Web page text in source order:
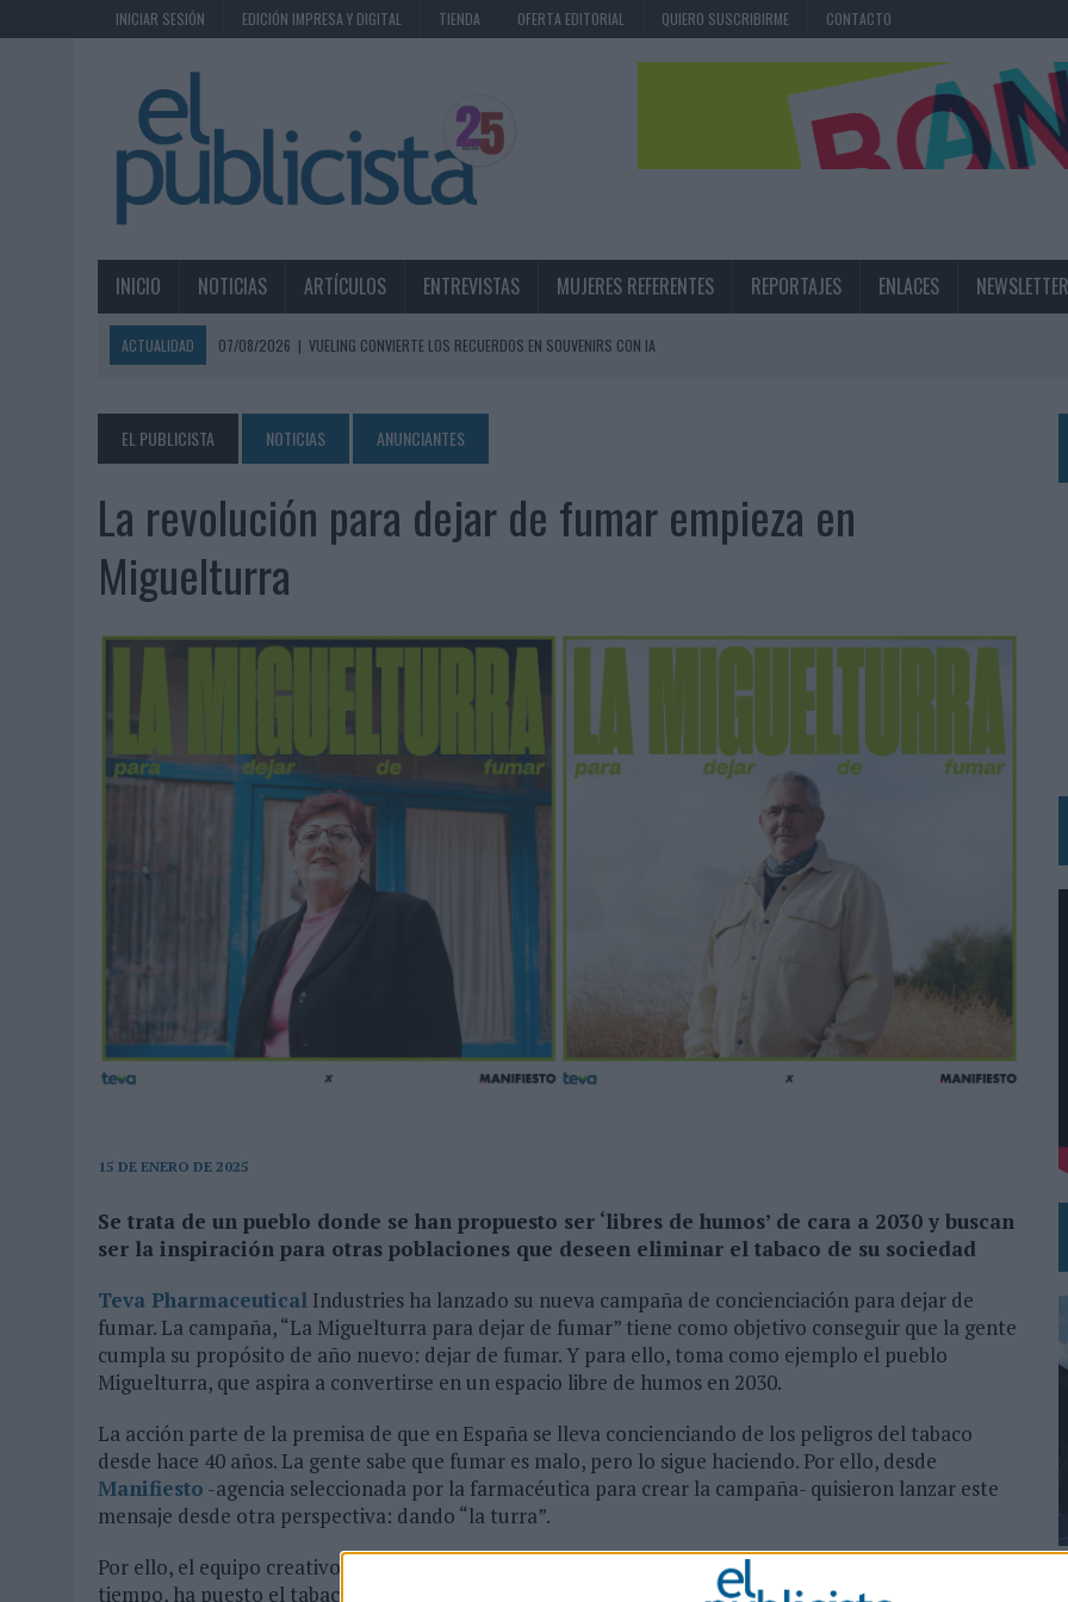
INICIAR SESIÓN EDICIÓN IMPRESA Y DIGITAL TIENDA OFERTA EDITORIAL QUIERO SUSCRIBIRME CONTACTO
INICIO NOTICIAS ARTÍCULOS ENTREVISTAS MUJERES REFERENTES REPORTAJES ENLACES NEWSLETTER
ACTUALIDAD 07/08/2026 | VUELING CONVIERTE LOS RECUERDOS EN SOUVENIRS CON IA
06/08/2026 | SIETE DE CADA DIEZ EMPRESAS ESPAÑOLAS NO INTEGRAN LA INFANCIA EN SU ESTRATEGIA
EL MERCADO PUBLICITARIO CAE UN 2,6% EN 2025, AUNQUE LOS MEDIOS CONTROLADOS MANTIENEN EL CRECIMIENTO
06/08/2026 | LA TELEVISIÓN SIGUE LIDERANDO EL CONSUMO DE MEDIOS EN VERANO Y SUPERA AL MÓVIL COMO DISPOSITIVO MÁS UTILIZADO
06/08/2026
EL USO DE LA IA GENERATIVA ALCANZA YA AL 62% DE LOS ESPAÑOLES
FRIGO Y UNIQLO LANZAN UNA COLECCIÓN PERSONALIZABLE INSPIRADA EN CORNETTO, CALIPPO Y SOLERO
06/08/2026
LA IA ESTÁ SUBIENDO EL LISTÓN DE LA CREATIVIDAD
05/08/2026
BEON WORLDWIDE LANZA RAÍZ URBANA PARA TRANSFORMAR EL PATRIMONIO HISTÓRICO EN ACTIVOS CULTURALES Y ECONÓMICOS
05/08/2026 | FABRA COMUNICACIÓN INCORPORA A CASONÁ Y ASUME LA GESTIÓN DE SUS RELACIONES CON LOS MEDIOS
LOPESAN HOTELS & RESORTS ACERCA EL PARAÍSO CANARIO EN SU ÚLTIMA CAMPAÑA INTERNACIONAL
LUIS ARQUILLOS (BURGO DE ARIAS): “LA CONSTRUCCIÓN DE MARCA A LARGO PLAZO Y LA MEDICIÓN SON DOS CARAS DE LA MISMA
‘EL PARAÍSO MÁS CERCA’, DE 22GRADOS PARA LOPESAN HOTELS & RESORTS
‘LA ÚNICA CERVEZA DEL MUNDO QUE SE DISFRUTA DOS VECES’, DE INUSUALY PARA CERVEZA CAPAZ
‘EL FÚTBOL SIN LAS PERSONAS’, DE DENTSU CREATIVE PARA ORANGE
04/08/2026 | CAPAZ, LA CERVEZA QUE CONVIERTE CADA BOTELLA EN UNA OPORTUNIDAD DE INCLUSIÓN
EL PUBLICISTA NOTICIAS ANUNCIANTES
La revolución para dejar de fumar empieza en
Miguelturra
15 DE ENERO DE 2025
Se trata de un pueblo donde se han propuesto ser ‘libres de humos’ de cara a 2030 y buscan
ser la inspiración para otras poblaciones que deseen eliminar el tabaco de su sociedad
Teva Pharmaceutical Industries ha lanzado su nueva campaña de concienciación para dejar de
fumar. La campaña, “La Miguelturra para dejar de fumar” tiene como objetivo conseguir que la gente
cumpla su propósito de año nuevo: dejar de fumar. Y para ello, toma como ejemplo el pueblo
Miguelturra, que aspira a convertirse en un espacio libre de humos en 2030.
La acción parte de la premisa de que en España se lleva concienciando de los peligros del tabaco
desde hace 40 años. La gente sabe que fumar es malo, pero lo sigue haciendo. Por ello, desde
Manifiesto -agencia seleccionada por la farmacéutica para crear la campaña- quisieron lanzar este
mensaje desde otra perspectiva: dando “la turra”.
Por ello, el equipo creativo de la agencia pensó en Miguelturra, un pueblo de España que, desde hace
tiempo, ha puesto el tabaco en el punto de mira, aspirando a convertirse en 2030 en un pueblo libre